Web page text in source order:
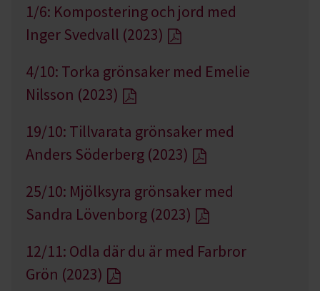
1/6: Kompostering och jord med
Inger Svedvall (2023)
4/10: Torka grönsaker med Emelie
Nilsson (2023)
19/10: Tillvarata grönsaker med
Anders Söderberg (2023)
25/10: Mjölksyra grönsaker med
Sandra Lövenborg (2023)
12/11: Odla där du är med Farbror
Grön (2023)